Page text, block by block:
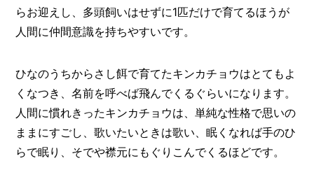
らお迎えし、多頭飼いはせずに1匹だけで育てるほうが
人間に仲間意識を持ちやすいです。
ひなのうちからさし餌で育てたキンカチョウはとてもよ
くなつき、名前を呼べば飛んでくるぐらいになります。
人間に慣れきったキンカチョウは、単純な性格で思いの
ままにすごし、歌いたいときは歌い、眠くなれば手のひ
らで眠り、そでや襟元にもぐりこんでくるほどです。